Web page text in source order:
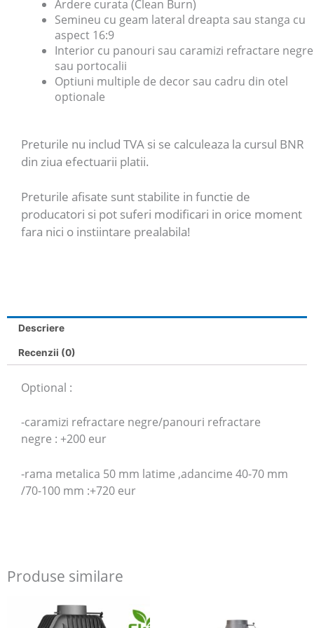
Ardere curata (Clean Burn)
Semineu cu geam lateral dreapta sau stanga cu
aspect 16:9
Interior cu panouri sau caramizi refractare negre
sau portocalii
Optiuni multiple de decor sau cadru din otel
optionale
Preturile nu includ TVA si se calculeaza la cursul BNR
din ziua efectuarii platii.
Preturile afisate sunt stabilite in functie de
producatori si pot suferi modificari in orice moment
fara nici o instiintare prealabila!
Descriere
Recenzii (0)
Optional :
-caramizi refractare negre/panouri refractare
negre : +200 eur
-rama metalica 50 mm latime ,adancime 40-70 mm
/70-100 mm :+720 eur
Produse similare